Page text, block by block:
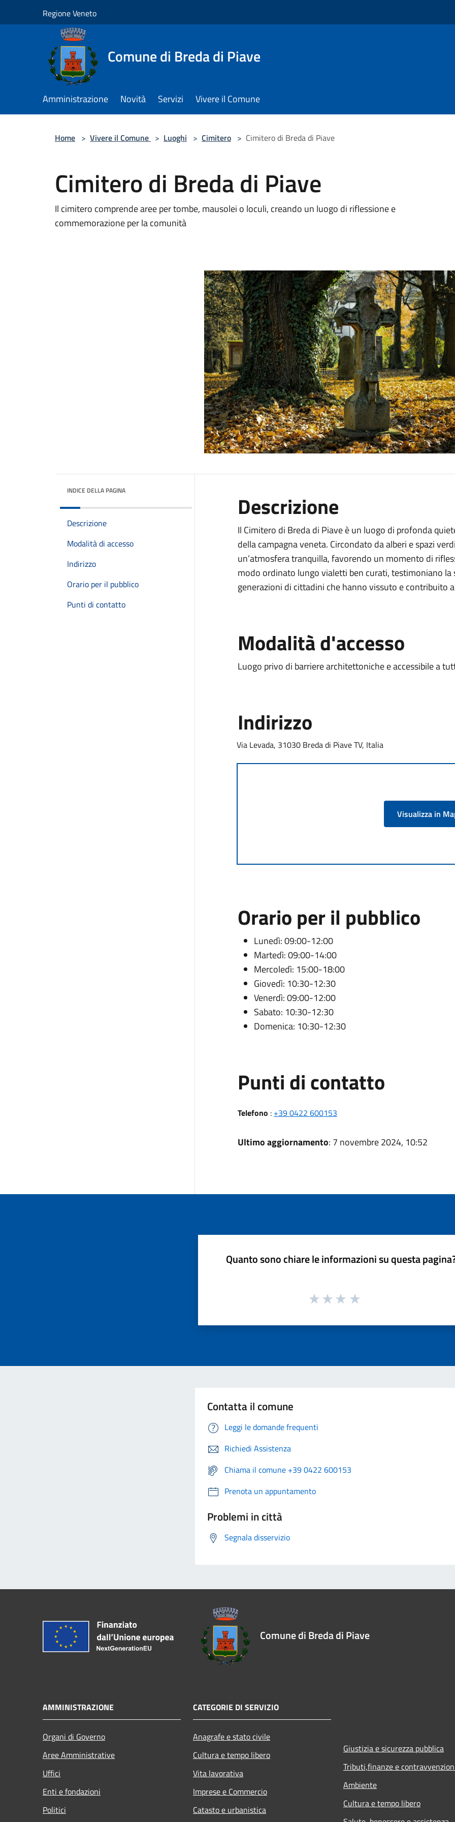
Regione Veneto
Comune di Breda di Piave
Amministrazione Novità Servizi Vivere il Comune
Home > Vivere il Comune > Luoghi > Cimitero > Cimitero di Breda di Piave
Cimitero di Breda di Piave
Il cimitero comprende aree per tombe, mausolei o loculi, creando un luogo di riflessione e
commemorazione per la comunità
INDICE DELLA PAGINA
Descrizione
Modalità di accesso
Indirizzo
Orario per il pubblico
Punti di contatto
Descrizione
Il Cimitero di Breda di Piave è un luogo di profonda
della campagna veneta. Circondato da alberi e spazi
un’atmosfera tranquilla, favorendo un momento di
modo ordinato lungo vialetti ben curati, testimoniano
generazioni di cittadini che hanno vissuto e contribuito
Modalità d'accesso
Luogo privo di barriere architettoniche e accessibile a
Indirizzo
Via Levada, 31030 Breda di Piave TV, Italia
Visualizza in
Orario per il pubblico
Lunedì: 09:00-12:00
Martedì: 09:00-14:00
Mercoledì: 15:00-18:00
Giovedì: 10:30-12:30
Venerdì: 09:00-12:00
Sabato: 10:30-12:30
Domenica: 10:30-12:30
Punti di contatto
Telefono : +39 0422 600153
Ultimo aggiornamento: 7 novembre 2024, 10:52
Quanto sono chiare le informazioni su questa
Contatta il comune
Leggi le domande frequenti
Richiedi Assistenza
Chiama il comune +39 0422 600153
Prenota un appuntamento
Problemi in città
Segnala disservizio
Comune di Breda di Piave
AMMINISTRAZIONE
Organi di Governo
Aree Amministrative
Uffici
Enti e fondazioni
Politici
CATEGORIE DI SERVIZIO
Anagrafe e stato civile
Cultura e tempo libero
Vita lavorativa
Imprese e Commercio
Catasto e urbanistica
Giustizia e sicurezza pubblica
Tributi,finanze e
Ambiente
Cultura e tempo libero